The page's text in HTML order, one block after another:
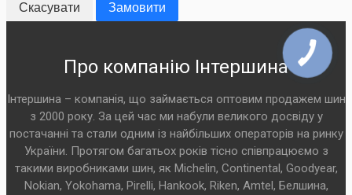
Скасувати Замовити
Про компанію Інтершина
Інтершина – компанія, що займається оптовим продажем шин
з 2000 року. За цей час ми набули великого досвіду у
постачанні та стали одним із найбільших операторів на ринку
України. Протягом багатьох років тісно співпрацюємо з
такими виробниками шин, як Michelin, Continental, Goodyear,
Nokian, Yokohama, Pirelli, Hankook, Riken, Amtel, Белшина,